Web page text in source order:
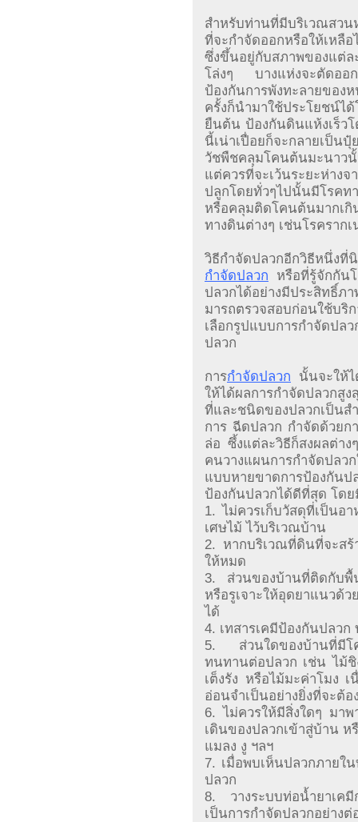
สำหรับท่านที่มีบริเวณสว
ที่จะกำจัดออกหรือให้เหลือ
ซึ่งขึ้นอยู่กับสภาพของแต่
โล่งๆ บางแห่งจะตัดออ
ป้องกันการพังทะลายขอ
ครั้งก็นำมาใช้ประโยชน์
ยืนต้น ป้องกันดินแห้งเร็ว
นี้เน่าเปื่อยก็จะกลายเป็น
วัชพืชคลุมโคนต้นมะนา
แต่ควรที่จะเว้นระยะห่า
ปลูกโดยทั่วๆไปนั้นมีโรค
หรือคลุมติดโคนต้นมากเ
ทางดินต่างๆ เช่นโรคราก
วิธีกำจัดปลวกอีกวิธีหนึ่งที่
กำจัดปลวก หรือที่รู้จักกัน
ปลวกได้อย่างมีประสิทธิ์ภ
มารถตรวจสอบก่อนใช้บ
เลือกรูปแบบการกำจัดปล
ปลวก
การกำจัดปลวก นั้นจะให้ไ
ให้ได้ผลการกำจัดปลวกสู
ที่และชนิดของปลวกเป็น
การ ฉีดปลวก กำจัดด้วยก
ล่อ ซึ้งแต่ละวิธีก็สงผลต่า
คนวางแผนการกำจัดปล
แบบหายขาดการป้องกันป
ป้องกันปลวกได้ดีที่สุด โดย
1. ไม่ควรเก็บวัสดุที่เป็นอ
เศษไม้ ไว้บริเวณบ้าน
2. หากบริเวณที่ดินที่จะสร้
ให้หมด
3. ส่วนของบ้านที่ติดกับ
หรือรูเจาะให้อุดยาแนวด้
ได้
4. เทสารเคมีป้องกันปลว
5. ส่วนใดของบ้านที่มีโค
ทนทานต่อปลวก เช่น ไม้
เต็งรัง หรือไม้มะค่าโมง
อ่อนจำเป็นอย่างยิ่งที่จะต้
6. ไม่ควรให้มีสิ่งใดๆ มา
เดินของปลวกเข้าสู่บ้าน ห
แมลง งู ฯลฯ
7. เมื่อพบเห็นปลวกภายใ
ปลวก
8. วางระบบท่อน้ำยาเคมี
เป็นการกำจัดปลวกอย่างต่